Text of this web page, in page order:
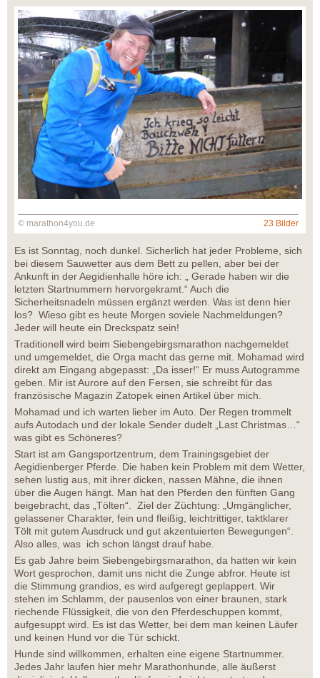
© marathon4you.de 23 Bilder
Es ist Sonntag, noch dunkel. Sicherlich hat jeder Probleme, sich
bei diesem Sauwetter aus dem Bett zu pellen, aber bei der
Ankunft in der Aegidienhalle höre ich: „ Gerade haben wir die
letzten Startnummern hervorgekramt.“ Auch die
Sicherheitsnadeln müssen ergänzt werden. Was ist denn hier
los? Wieso gibt es heute Morgen soviele Nachmeldungen?
Jeder will heute ein Dreckspatz sein!
Traditionell wird beim Siebengebirgsmarathon nachgemeldet
und umgemeldet, die Orga macht das gerne mit. Mohamad wird
direkt am Eingang abgepasst: „Da isser!“ Er muss Autogramme
geben. Mir ist Aurore auf den Fersen, sie schreibt für das
französische Magazin Zatopek einen Artikel über mich.
Mohamad und ich warten lieber im Auto. Der Regen trommelt
aufs Autodach und der lokale Sender dudelt „Last Christmas…“
was gibt es Schöneres?
Start ist am Gangsportzentrum, dem Trainingsgebiet der
Aegidienberger Pferde. Die haben kein Problem mit dem Wetter,
sehen lustig aus, mit ihrer dicken, nassen Mähne, die ihnen
über die Augen hängt. Man hat den Pferden den fünften Gang
beigebracht, das „Tölten“. Ziel der Züchtung: „Umgänglicher,
gelassener Charakter, fein und fleißig, leichtrittiger, taktklarer
Tölt mit gutem Ausdruck und gut akzentuierten Bewegungen“.
Also alles, was ich schon längst drauf habe.
Es gab Jahre beim Siebengebirgsmarathon, da hatten wir kein
Wort gesprochen, damit uns nicht die Zunge abfror. Heute ist
die Stimmung grandios, es wird aufgeregt geplappert. Wir
stehen im Schlamm, der pausenlos von einer braunen, stark
riechende Flüssigkeit, die von den Pferdeschuppen kommt,
aufgesuppt wird. Es ist das Wetter, bei dem man keinen Läufer
und keinen Hund vor die Tür schickt.
Hunde sind willkommen, erhalten eine eigene Startnummer.
Jedes Jahr laufen hier mehr Marathonhunde, alle äußerst